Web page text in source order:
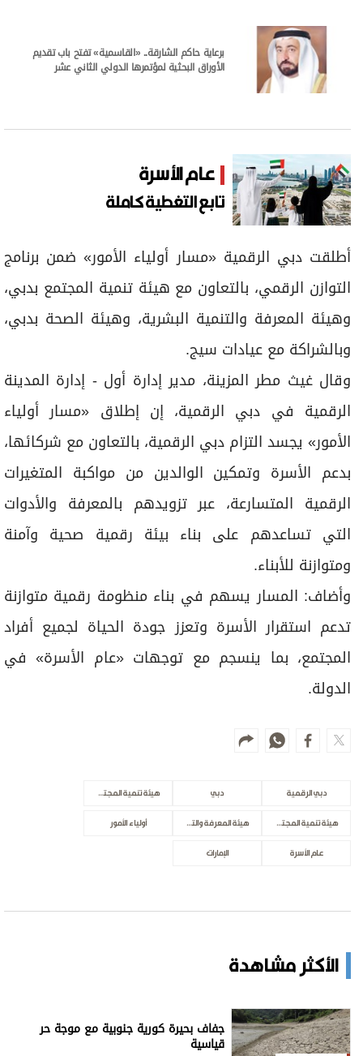
برعاية حاكم الشارقة.. «القاسمية» تفتح باب تقديم
الأوراق البحثية لمؤتمرها الدولي الثاني عشر
عام الأسرة
تابع التغطية كاملة
أطلقت دبي الرقمية «مسار أولياء الأمور» ضمن برنامج
التوازن الرقمي، بالتعاون مع هيئة تنمية المجتمع بدبي،
وهيئة المعرفة والتنمية البشرية، وهيئة الصحة بدبي،
وبالشراكة مع عيادات سيج.
وقال غيث مطر المزينة، مدير إدارة أول - إدارة المدينة
الرقمية في دبي الرقمية، إن إطلاق «مسار أولياء
الأمور» يجسد التزام دبي الرقمية، بالتعاون مع شركائها،
بدعم الأسرة وتمكين الوالدين من مواكبة المتغيرات
الرقمية المتسارعة، عبر تزويدهم بالمعرفة والأدوات
التي تساعدهم على بناء بيئة رقمية صحية وآمنة
ومتوازنة للأبناء.
وأضاف: المسار يسهم في بناء منظومة رقمية متوازنة
تدعم استقرار الأسرة وتعزز جودة الحياة لجميع أفراد
المجتمع، بما ينسجم مع توجهات «عام الأسرة» في
الدولة.
دبي الرقمية دبي هيئة تنمية المجتمع
هيئة تنمية المجتمع في دبي هيئة المعرفة والتنمية البشرية أولياء الأمور
عام الأسرة الإمارات
الأكثر مشاهدة
جفاف بحيرة كورية جنوبية مع موجة حر
قياسية